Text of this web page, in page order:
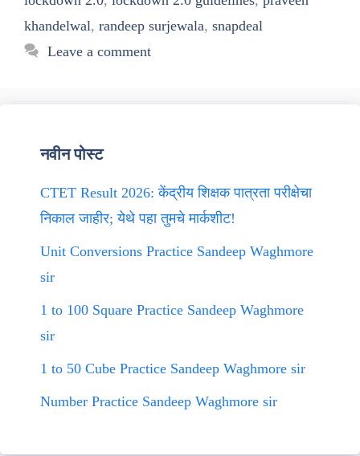
khandelwal, randeep surjewala, snapdeal
Leave a comment
नवीन पोस्ट
CTET Result 2026: केंद्रीय शिक्षक पात्रता परीक्षेचा
निकाल जाहीर; येथे पहा तुमचे मार्कशीट!
Unit Conversions Practice Sandeep Waghmore
sir
1 to 100 Square Practice Sandeep Waghmore
sir
1 to 50 Cube Practice Sandeep Waghmore sir
Number Practice Sandeep Waghmore sir